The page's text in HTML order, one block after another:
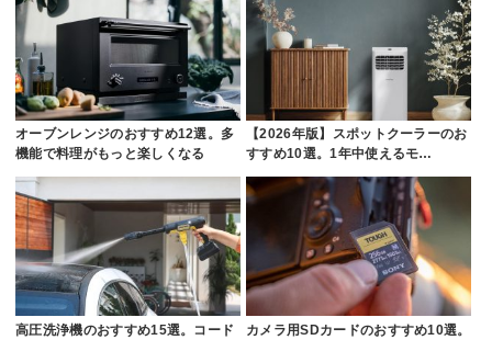
オーブンレンジのおすすめ12選。多
機能で料理がもっと楽しくなる
【2026年版】スポットクーラーのお
すすめ10選。1年中使えるモ…
高圧洗浄機のおすすめ15選。コード
カメラ用SDカードのおすすめ10選。